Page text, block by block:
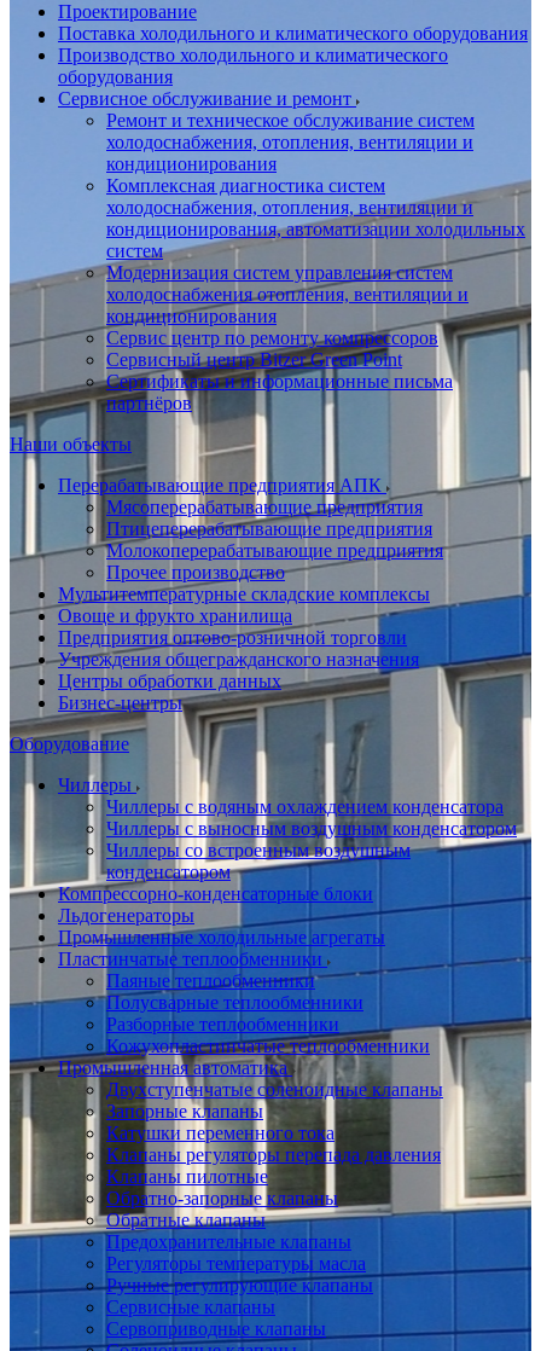
Проектирование
Поставка холодильного и климатического оборудования
Производство холодильного и климатического
оборудования
Сервисное обслуживание и ремонт
Ремонт и техническое обслуживание систем
холодоснабжения, отопления, вентиляции и
кондиционирования
Комплексная диагностика систем
холодоснабжения, отопления, вентиляции и
кондиционирования, автоматизации холодильных
систем
Модернизация систем управления систем
холодоснабжения отопления, вентиляции и
кондиционирования
Сервис центр по ремонту компрессоров
Сервисный центр Bitzer Green Point
Сертификаты и информационные письма
партнёров
Наши объекты
Перерабатывающие предприятия АПК
Мясоперерабатывающие предприятия
Птицеперерабатывающие предприятия
Молокоперерабатывающие предприятия
Прочее производство
Мультитемпературные складские комплексы
Овоще и фрукто хранилища
Предприятия оптово-розничной торговли
Учреждения общегражданского назначения
Центры обработки данных
Бизнес-центры
Оборудование
Чиллеры
Чиллеры с водяным охлаждением конденсатора
Чиллеры с выносным воздушным конденсатором
Чиллеры со встроенным воздушным
конденсатором
Компрессорно-конденсаторные блоки
Льдогенераторы
Промышленные холодильные агрегаты
Пластинчатые теплообменники
Паяные теплообменники
Полусварные теплообменники
Разборные теплообменники
Кожухопластинчатые теплообменники
Промышленная автоматика
Двухступенчатые соленоидные клапаны
Запорные клапаны
Катушки переменного тока
Клапаны регуляторы перепада давления
Клапаны пилотные
Обратно-запорные клапаны
Обратные клапаны
Предохранительные клапаны
Регуляторы температуры масла
Ручные регулирующие клапаны
Сервисные клапаны
Сервоприводные клапаны